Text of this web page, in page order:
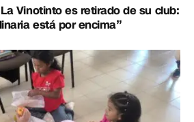
Vinotinto es retirado de su club:
está por encima”